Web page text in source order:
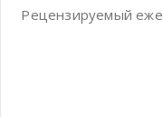
Рецензируемый